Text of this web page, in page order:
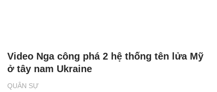
QUÂN SỰ
Video Nga công phá 2 hệ thống tên lửa Mỹ
ở tây nam Ukraine